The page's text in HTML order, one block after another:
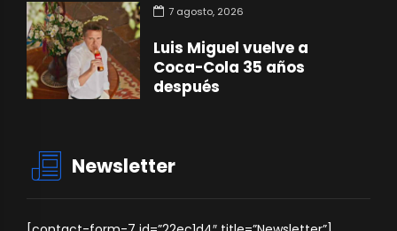
7 agosto, 2026
Luis Miguel vuelve a
Coca-Cola 35 años
después
Newsletter